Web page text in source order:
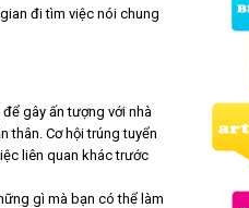
đi tìm việc nói chung
gây ấn tượng với nhà
thân. Cơ hội trúng tuyển
liên quan khác trước
gì mà bạn có thể làm